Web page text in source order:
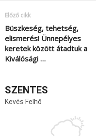
Előző cikk
Büszkeség, tehetség,
elismerés! Ünnepélyes
keretek között átadtuk a
Kiválósági …
SZENTES
Kevés Felhő